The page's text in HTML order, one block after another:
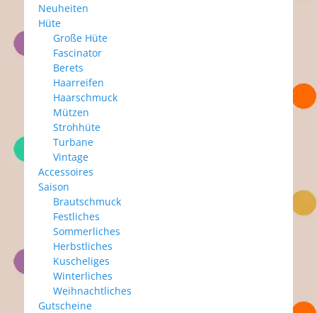
Neuheiten
Hüte
Große Hüte
Fascinator
Berets
Haarreifen
Haarschmuck
Mützen
Strohhüte
Turbane
Vintage
Accessoires
Saison
Brautschmuck
Festliches
Sommerliches
Herbstliches
Kuscheliges
Winterliches
Weihnachtliches
Gutscheine